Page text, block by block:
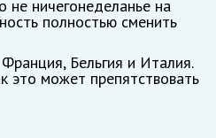
не ничегонеделанье на
полностью сменить
Бельгия и Италия.
это может препятствовать